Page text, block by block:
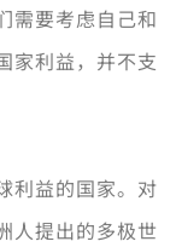
需要考虑自己和
家利益，并不支
利益的国家。对
人提出的多极世